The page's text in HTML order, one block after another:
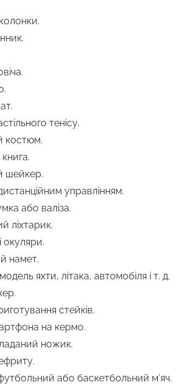
тенісу.
костюм.
шейкер.
управлінням.
або валіза.
ліхтарик.
окуляри.
намет.
яхти, літака, автомобіля і т. д.
стейків.
на кермо.
ножик.
або баскетбольний м’яч.